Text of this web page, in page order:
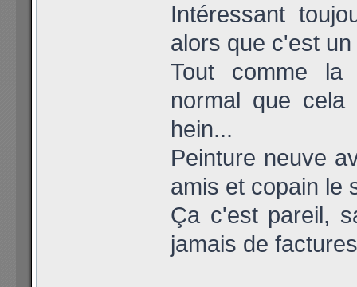
Intéressant
alors que c'est
Tout comme la
normal que
hein...
Peinture neuve
amis et copain le
Ça c'est pareil,
jamais de